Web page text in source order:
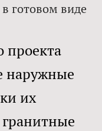
готовом виде​
проекта
наружные
их